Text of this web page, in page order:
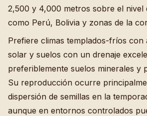
2,500 y 4,000 metros sobre el nivel
como Perú, Bolivia y zonas de la
Prefiere climas templados-fríos con
solar y suelos con un drenaje
preferiblemente suelos minerales y
Su reproducción ocurre
dispersión de semillas en la
aunque en entornos controlados